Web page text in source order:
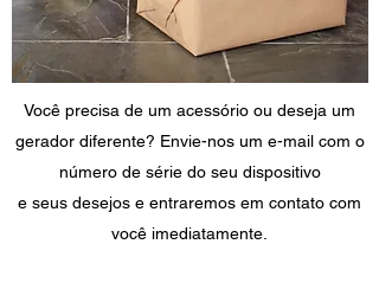
Você precisa de um acessório ou deseja um
gerador diferente? Envie-nos um e-mail com o
número de série do seu dispositivo
e seus desejos e entraremos em contato com
você imediatamente.